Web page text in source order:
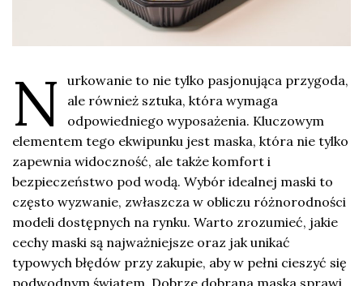
N
urkowanie to nie tylko pasjonująca przygoda,
ale również sztuka, która wymaga
odpowiedniego wyposażenia. Kluczowym
elementem tego ekwipunku jest maska, która nie tylko
zapewnia widoczność, ale także komfort i
bezpieczeństwo pod wodą. Wybór idealnej maski to
często wyzwanie, zwłaszcza w obliczu różnorodności
modeli dostępnych na rynku. Warto zrozumieć, jakie
cechy maski są najważniejsze oraz jak unikać
typowych błędów przy zakupie, aby w pełni cieszyć się